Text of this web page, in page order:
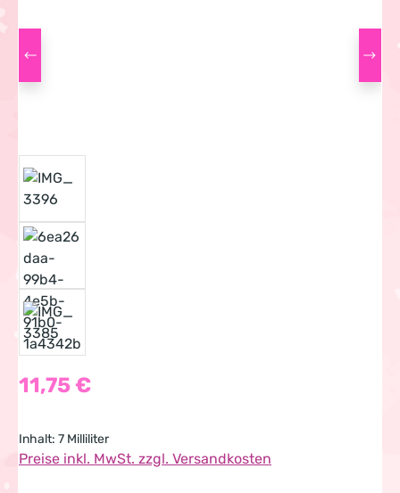
Regulärer Preis:
11,75 €
Inhalt: 7 Milliliter
Preise inkl. MwSt. zzgl. Versandkosten